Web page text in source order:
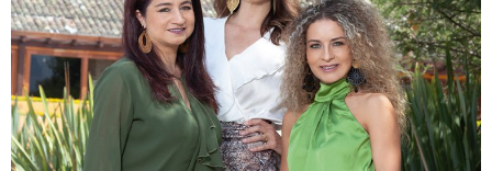
ADRIANA HOYOS DESIGN STUDIO – Especial Interiorismo & Decoración 2026